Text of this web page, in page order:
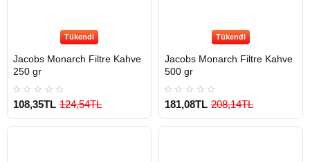
Tükendi
Jacobs Monarch Filtre Kahve
250 gr
108,35TL 124,54TL
Tükendi
Jacobs Monarch Filtre Kahve
500 gr
181,08TL 208,14TL